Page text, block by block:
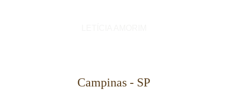
Campinas - SP